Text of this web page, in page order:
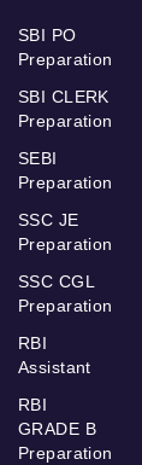
SBI PO
Preparation
SBI CLERK
Preparation
SEBI
Preparation
SSC JE
Preparation
SSC CGL
Preparation
RBI
Assistant
RBI
GRADE B
Preparation